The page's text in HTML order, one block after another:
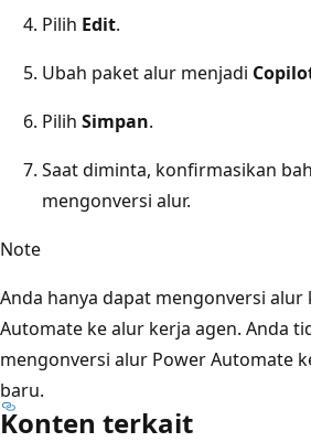
Pilih Edit.
Ubah paket alur menjadi
Pilih Simpan.
Saat diminta, konfirmasikan
mengonversi alur.
Note
Anda hanya dapat mengonversi alur
Automate ke alur kerja agen. Anda
mengonversi alur Power Automate
baru.
Konten terkait